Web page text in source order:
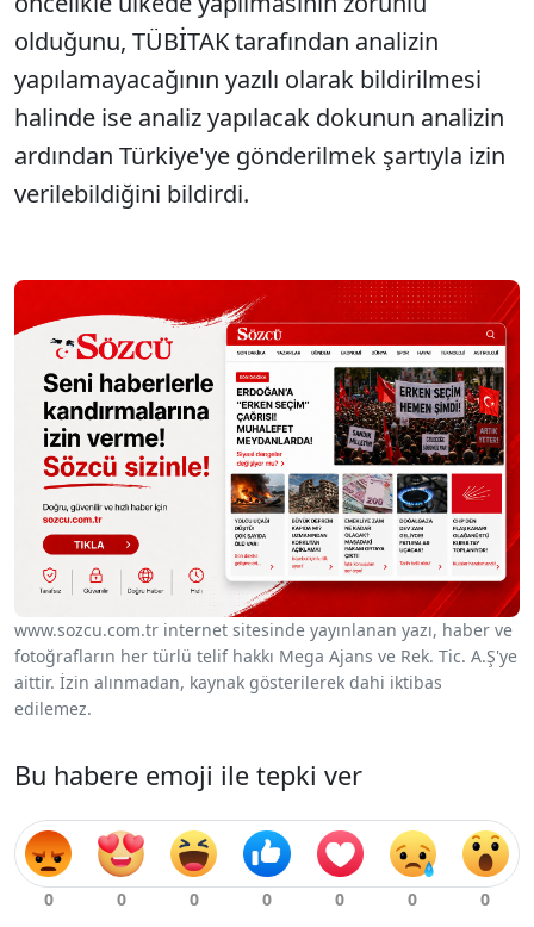
olduğunu, TÜBİTAK tarafından analizin
yapılamayacağının yazılı olarak bildirilmesi
halinde ise analiz yapılacak dokunun analizin
ardından Türkiye'ye gönderilmek şartıyla izin
verilebildiğini bildirdi.
www.sozcu.com.tr internet sitesinde yayınlanan yazı, haber ve
fotoğrafların her türlü telif hakkı Mega Ajans ve Rek. Tic. A.Ş'ye
aittir. İzin alınmadan, kaynak gösterilerek dahi iktibas
edilemez.
Bu habere emoji ile tepki ver